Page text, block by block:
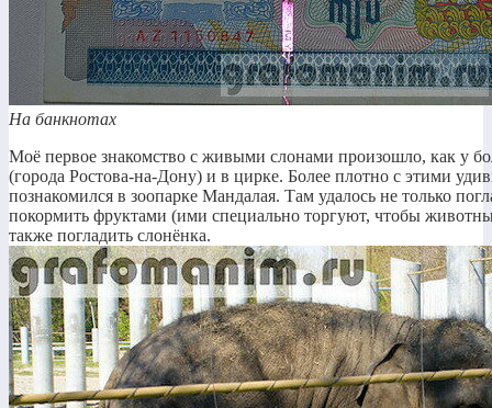
На банкнотах
Моё первое знакомство с живыми слонами произошло, как у
(города Ростова-на-Дону) и в цирке. Более плотно с этими
познакомился в зоопарке Мандалая. Там удалось не только
покормить фруктами (ими специально торгуют, чтобы
также погладить слонёнка.